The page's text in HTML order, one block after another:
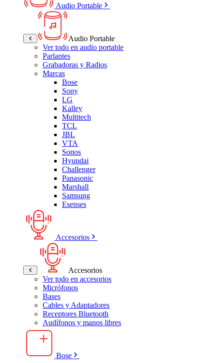
Audio Portable
Audio Portable
Ver todo en audio portable
Parlantes
Grabadoras y Radios
Marcas
Bose
Sony
LG
Kalley
Multitech
TCL
JBL
VTA
Sonos
Hyundai
Challenger
Panasonic
Marshall
Samsung
Esenses
Accesorios
Accesorios
Ver todo en accesorios
Micrófonos
Bases
Cables y Adaptadores
Receptores Bluetooth
Audífonos y manos libres
Bose